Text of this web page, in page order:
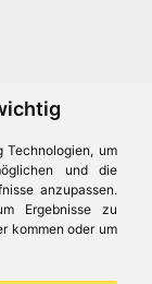
Technologien, um
und die
anzupassen.
Ergebnisse zu
kommen oder um